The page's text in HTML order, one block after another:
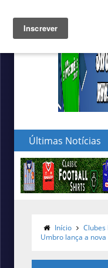
Últimas Notícias
Início Clubes
Umbro lança a